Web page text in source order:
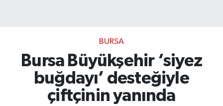
BURSA
Bursa Büyükşehir ‘siyez
buğdayı’ desteğiyle
çiftçinin yanında
Son Dakika Haberleri
Haber Arşivi